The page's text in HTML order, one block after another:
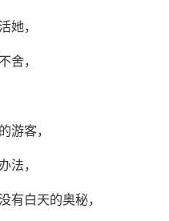
她，
舍，
游客，
法，
有白天的奥秘，